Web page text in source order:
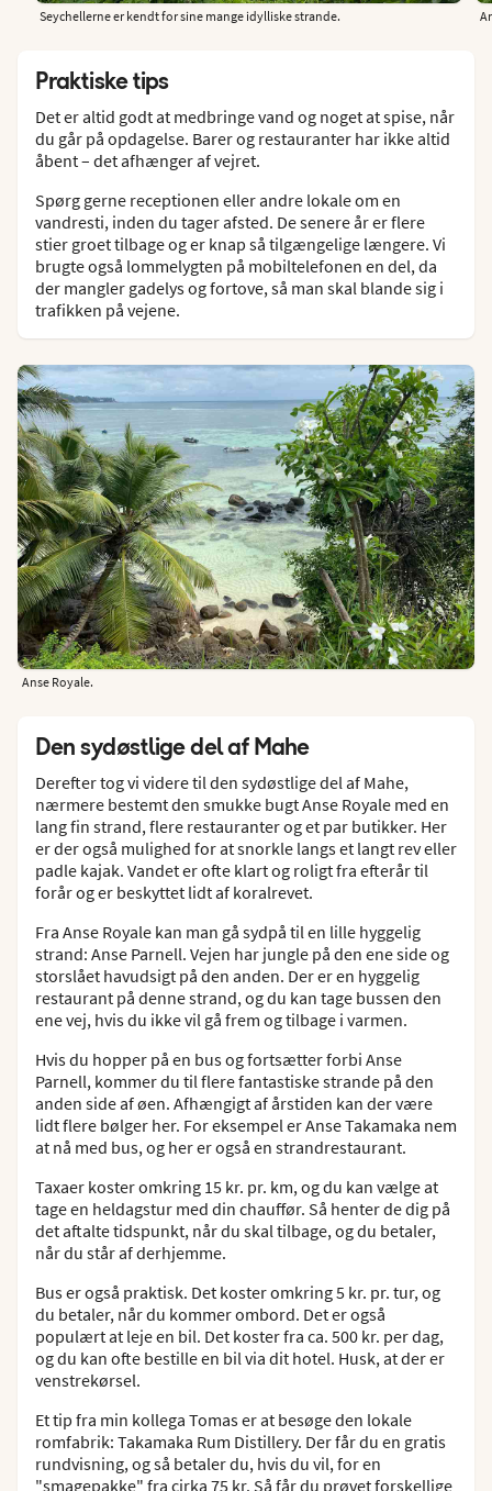
Seychellerne er kendt for sine mange idylliske strande.
Praktiske tips
Det er altid godt at medbringe vand og noget at spise, når
du går på opdagelse. Barer og restauranter har ikke altid
åbent – det afhænger af vejret.
Spørg gerne receptionen eller andre lokale om en
vandresti, inden du tager afsted. De senere år er flere
stier groet tilbage og er knap så tilgængelige længere. Vi
brugte også lommelygten på mobiltelefonen en del, da
der mangler gadelys og fortove, så man skal blande sig i
trafikken på vejene.
Anse Royale.
Den sydøstlige del af Mahe
Derefter tog vi videre til den sydøstlige del af Mahe,
nærmere bestemt den smukke bugt Anse Royale med en
lang fin strand, flere restauranter og et par butikker. Her
er der også mulighed for at snorkle langs et langt rev eller
padle kajak. Vandet er ofte klart og roligt fra efterår til
forår og er beskyttet lidt af koralrevet.
Fra Anse Royale kan man gå sydpå til en lille hyggelig
strand: Anse Parnell. Vejen har jungle på den ene side og
storslået havudsigt på den anden. Der er en hyggelig
restaurant på denne strand, og du kan tage bussen den
ene vej, hvis du ikke vil gå frem og tilbage i varmen.
Hvis du hopper på en bus og fortsætter forbi Anse
Parnell, kommer du til flere fantastiske strande på den
anden side af øen. Afhængigt af årstiden kan der være
lidt flere bølger her. For eksempel er Anse Takamaka nem
at nå med bus, og her er også en strandrestaurant.
Taxaer koster omkring 15 kr. pr. km, og du kan vælge at
tage en heldagstur med din chauffør. Så henter de dig på
det aftalte tidspunkt, når du skal tilbage, og du betaler,
når du står af derhjemme.
Bus er også praktisk. Det koster omkring 5 kr. pr. tur, og
du betaler, når du kommer ombord. Det er også
populært at leje en bil. Det koster fra ca. 500 kr. per dag,
og du kan ofte bestille en bil via dit hotel. Husk, at der er
venstrekørsel.
Et tip fra min kollega Tomas er at besøge den lokale
romfabrik: Takamaka Rum Distillery. Der får du en gratis
rundvisning, og så betaler du, hvis du vil, for en
"smagepakke" fra cirka 75 kr. Så får du prøvet forskellige